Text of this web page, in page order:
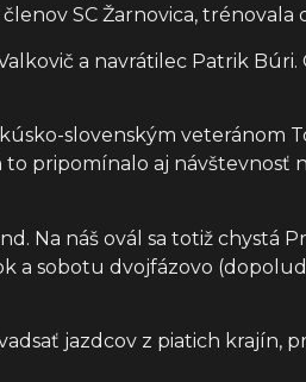
SC Žarnovica, trénovala
a navrátilec Patrik
slovenským veteránom
pripomínalo aj návštevnosť
Na náš ovál sa totiž chystá
a sobotu dvojfázovo
jazdcov z piatich krajín,